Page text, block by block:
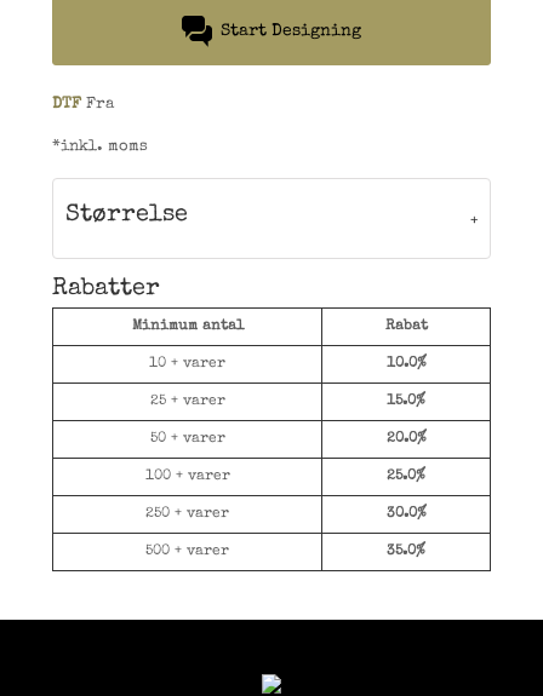
Start Designing
DTF Fra
*inkl. moms
Størrelse
Rabatter
Minimum antal Rabat
10 + varer 10.0%
25 + varer 15.0%
50 + varer 20.0%
100 + varer 25.0%
250 + varer 30.0%
500 + varer 35.0%